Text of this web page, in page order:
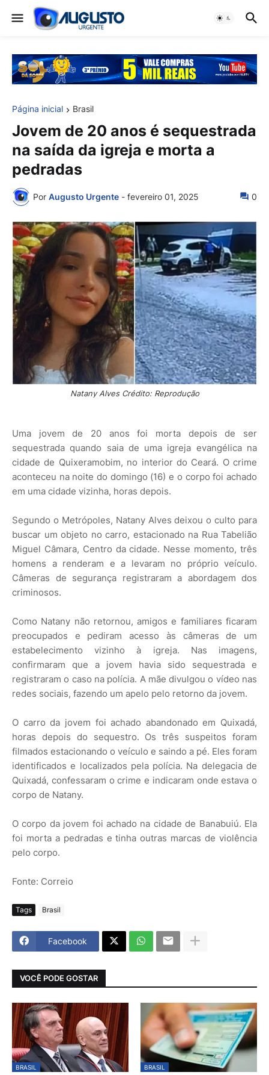
Página inicial Brasil
Jovem de 20 anos é sequestrada
na saída da igreja e morta a
pedradas
Por Augusto Urgente - fevereiro 01, 2025 0
Natany Alves Crédito: Reprodução
Uma jovem de 20 anos foi morta depois de ser
sequestrada quando saia de uma igreja evangélica na
cidade de Quixeramobim, no interior do Ceará. O crime
aconteceu na noite do domingo (16) e o corpo foi achado
em uma cidade vizinha, horas depois.
Segundo o Metrópoles, Natany Alves deixou o culto para
buscar um objeto no carro, estacionado na Rua Tabelião
Miguel Câmara, Centro da cidade. Nesse momento, três
homens a renderam e a levaram no próprio veículo.
Câmeras de segurança registraram a abordagem dos
criminosos.
Como Natany não retornou, amigos e familiares ficaram
preocupados e pediram acesso às câmeras de um
estabelecimento vizinho à igreja. Nas imagens,
confirmaram que a jovem havia sido sequestrada e
registraram o caso na polícia. A mãe divulgou o vídeo nas
redes sociais, fazendo um apelo pelo retorno da jovem.
O carro da jovem foi achado abandonado em Quixadá,
horas depois do sequestro. Os três suspeitos foram
filmados estacionando o veículo e saindo a pé. Eles foram
identificados e localizados pela polícia. Na delegacia de
Quixadá, confessaram o crime e indicaram onde estava o
corpo de Natany.
O corpo da jovem foi achado na cidade de Banabuiú. Ela
foi morta a pedradas e tinha outras marcas de violência
pelo corpo.
Fonte: Correio
Tags Brasil
Facebook
VOCÊ PODE GOSTAR
BRASIL BRASIL